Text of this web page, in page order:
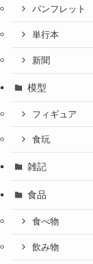
パンフレット
単行本
新聞
模型
フィギュア
食玩
雑記
食品
食べ物
飲み物